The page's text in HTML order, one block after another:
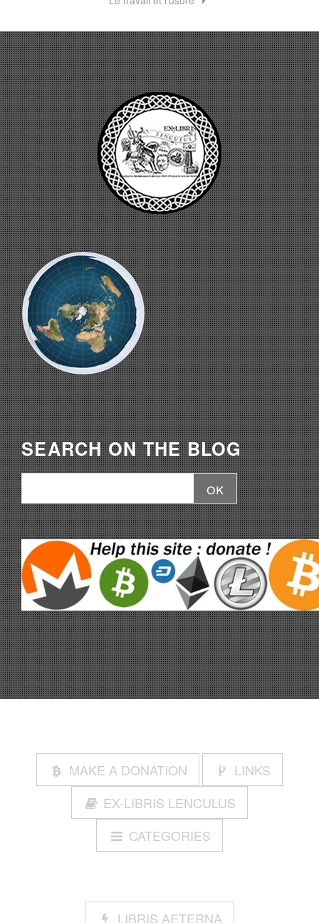
SEARCH ON THE BLOG
MAKE A DONATION
LINKS
EX-LIBRIS LENCULUS
CATEGORIES
LIBRIS AETERNA